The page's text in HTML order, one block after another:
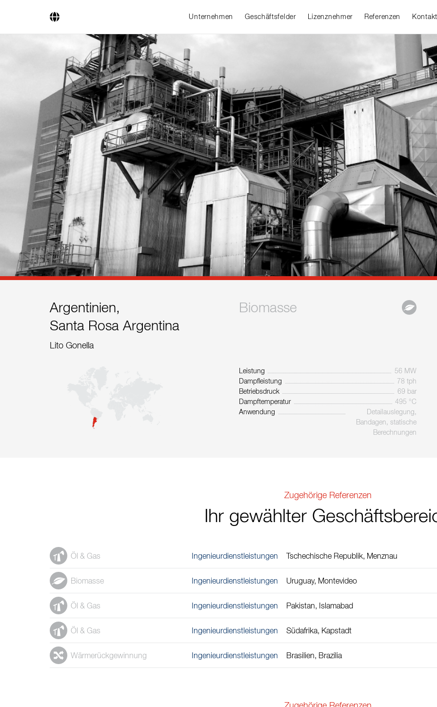
Unternehmen Geschäftsfelder Lizenznehmer Referenzen Kontakt
Unternehmen
Geschäftsfelder
Ingenieurdienstleistungen
Kesselsysteme
Feuerungssysteme
Rohrsysteme
Forschung & Entwicklung
Lizenznehmer
Referenzen
Kontakt
Nachhaltigkeit
Neuigkeiten
Tools
Fragen & Anworten
Argentinien,
Santa Rosa Argentina
Lito Gonella
Biomasse
Leistung
56 MW
Dampfleistung
78 tph
Betriebsdruck
69 bar
Dampftemperatur
495 °C
Anwendung
Detailauslegung,
Bandagen, statische
Berechnungen
Zugehörige Referenzen
Ihr gewählter
Öl & Gas Ingenieurdienstleistungen Tschechische Republik, Menznau
Biomasse Ingenieurdienstleistungen Uruguay, Montevideo
Öl & Gas Ingenieurdienstleistungen Pakistan, Islamabad
Öl & Gas Ingenieurdienstleistungen Südafrika, Kapstadt
Wärmerückgewinnung Ingenieurdienstleistungen Brasilien, Brazilia